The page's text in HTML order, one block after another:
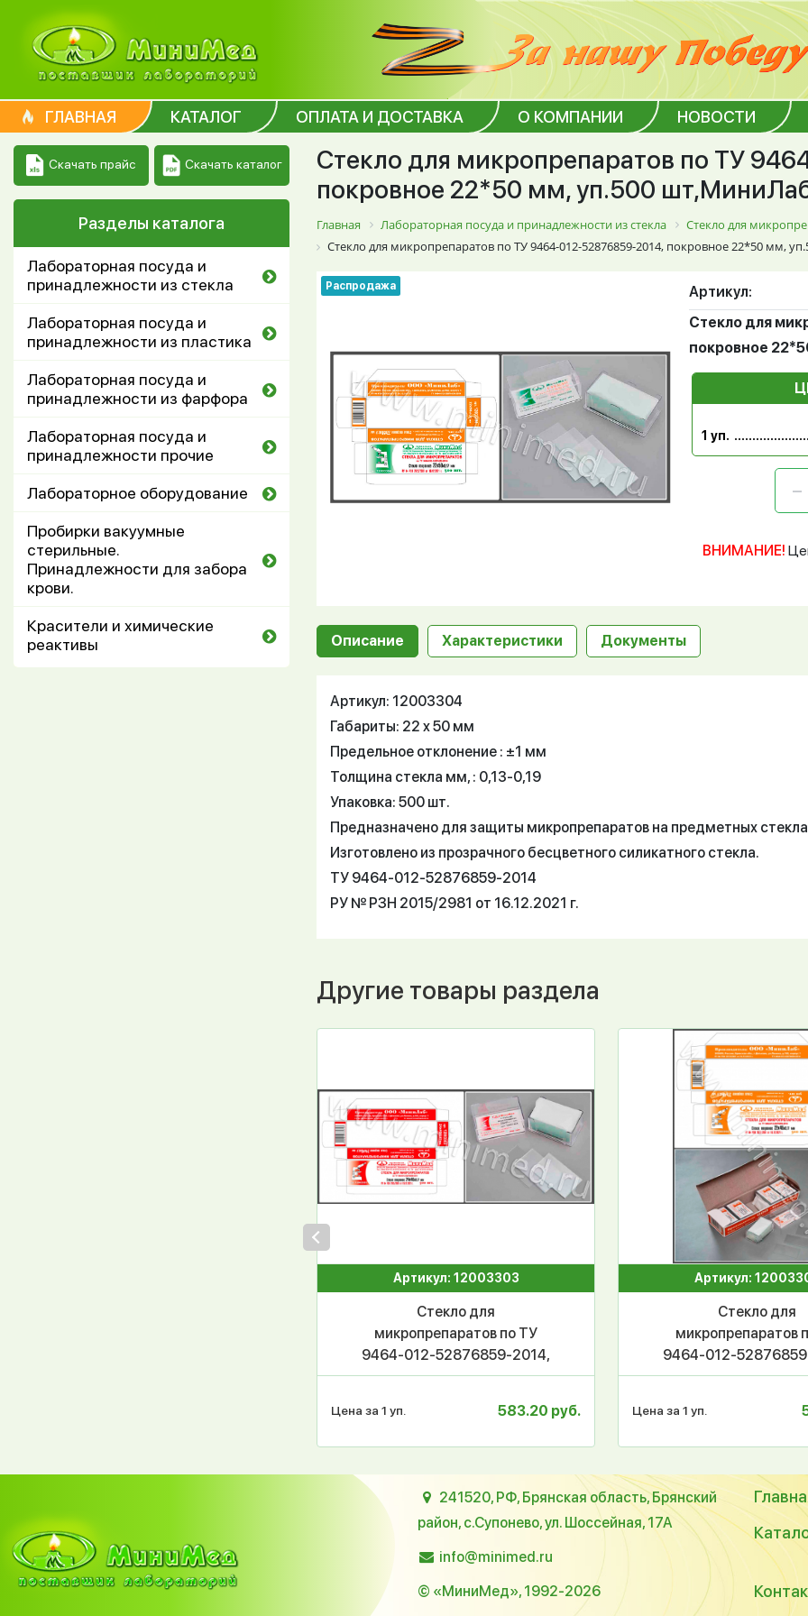
ГЛАВНАЯ КАТАЛОГ ОПЛАТА И ДОСТАВКА О КОМПАНИИ НОВОСТИ
Скачать прайс Скачать каталог
Разделы каталога
Лабораторная посуда и
принадлежности из стекла
Лабораторная посуда и
принадлежности из пластика
Лабораторная посуда и
принадлежности из фарфора
Лабораторная посуда и
принадлежности прочие
Лабораторное оборудование
Пробирки вакуумные
стерильные.
Принадлежности для забора
крови.
Красители и химические
реактивы
Стекло для микропрепаратов по ТУ
покровное 22*50 мм, уп.500
Главная Лабораторная посуда и принадлежности из стекла
Стекло для
Стекло для микропрепаратов по ТУ 9464-012-52876859-2014, покровное 22*50 мм,
Распродажа
Артикул:
Стекло для
покровное
1 уп.
ВНИМАНИЕ!
Описание Характеристики Документы
Артикул: 12003304
Габариты: 22 x 50 мм
Предельное отклонение : ±1 мм
Толщина стекла мм, : 0,13-0,19
Упаковка: 500 шт.
Предназначено для защиты микропрепаратов на предметных
Изготовлено из прозрачного бесцветного силикатного стекла.
ТУ 9464-012-52876859-2014
РУ № РЗН 2015/2981 от 16.12.2021 г.
Другие товары раздела
Артикул: 12003303
Стекло для
микропрепаратов по ТУ
9464-012-52876859-2014,
покровное 24*40 мм, уп.500
Цена за 1 уп. 583.20 руб.
Артикул:
Стекло для
микропрепаратов
9464-012-
покровное 22*40 мм,
Цена за 1 уп.
241520, РФ, Брянская область, Брянский
район, с.Супонево, ул. Шоссейная, 17А
info@minimed.ru
© «МиниМед», 1992-2026